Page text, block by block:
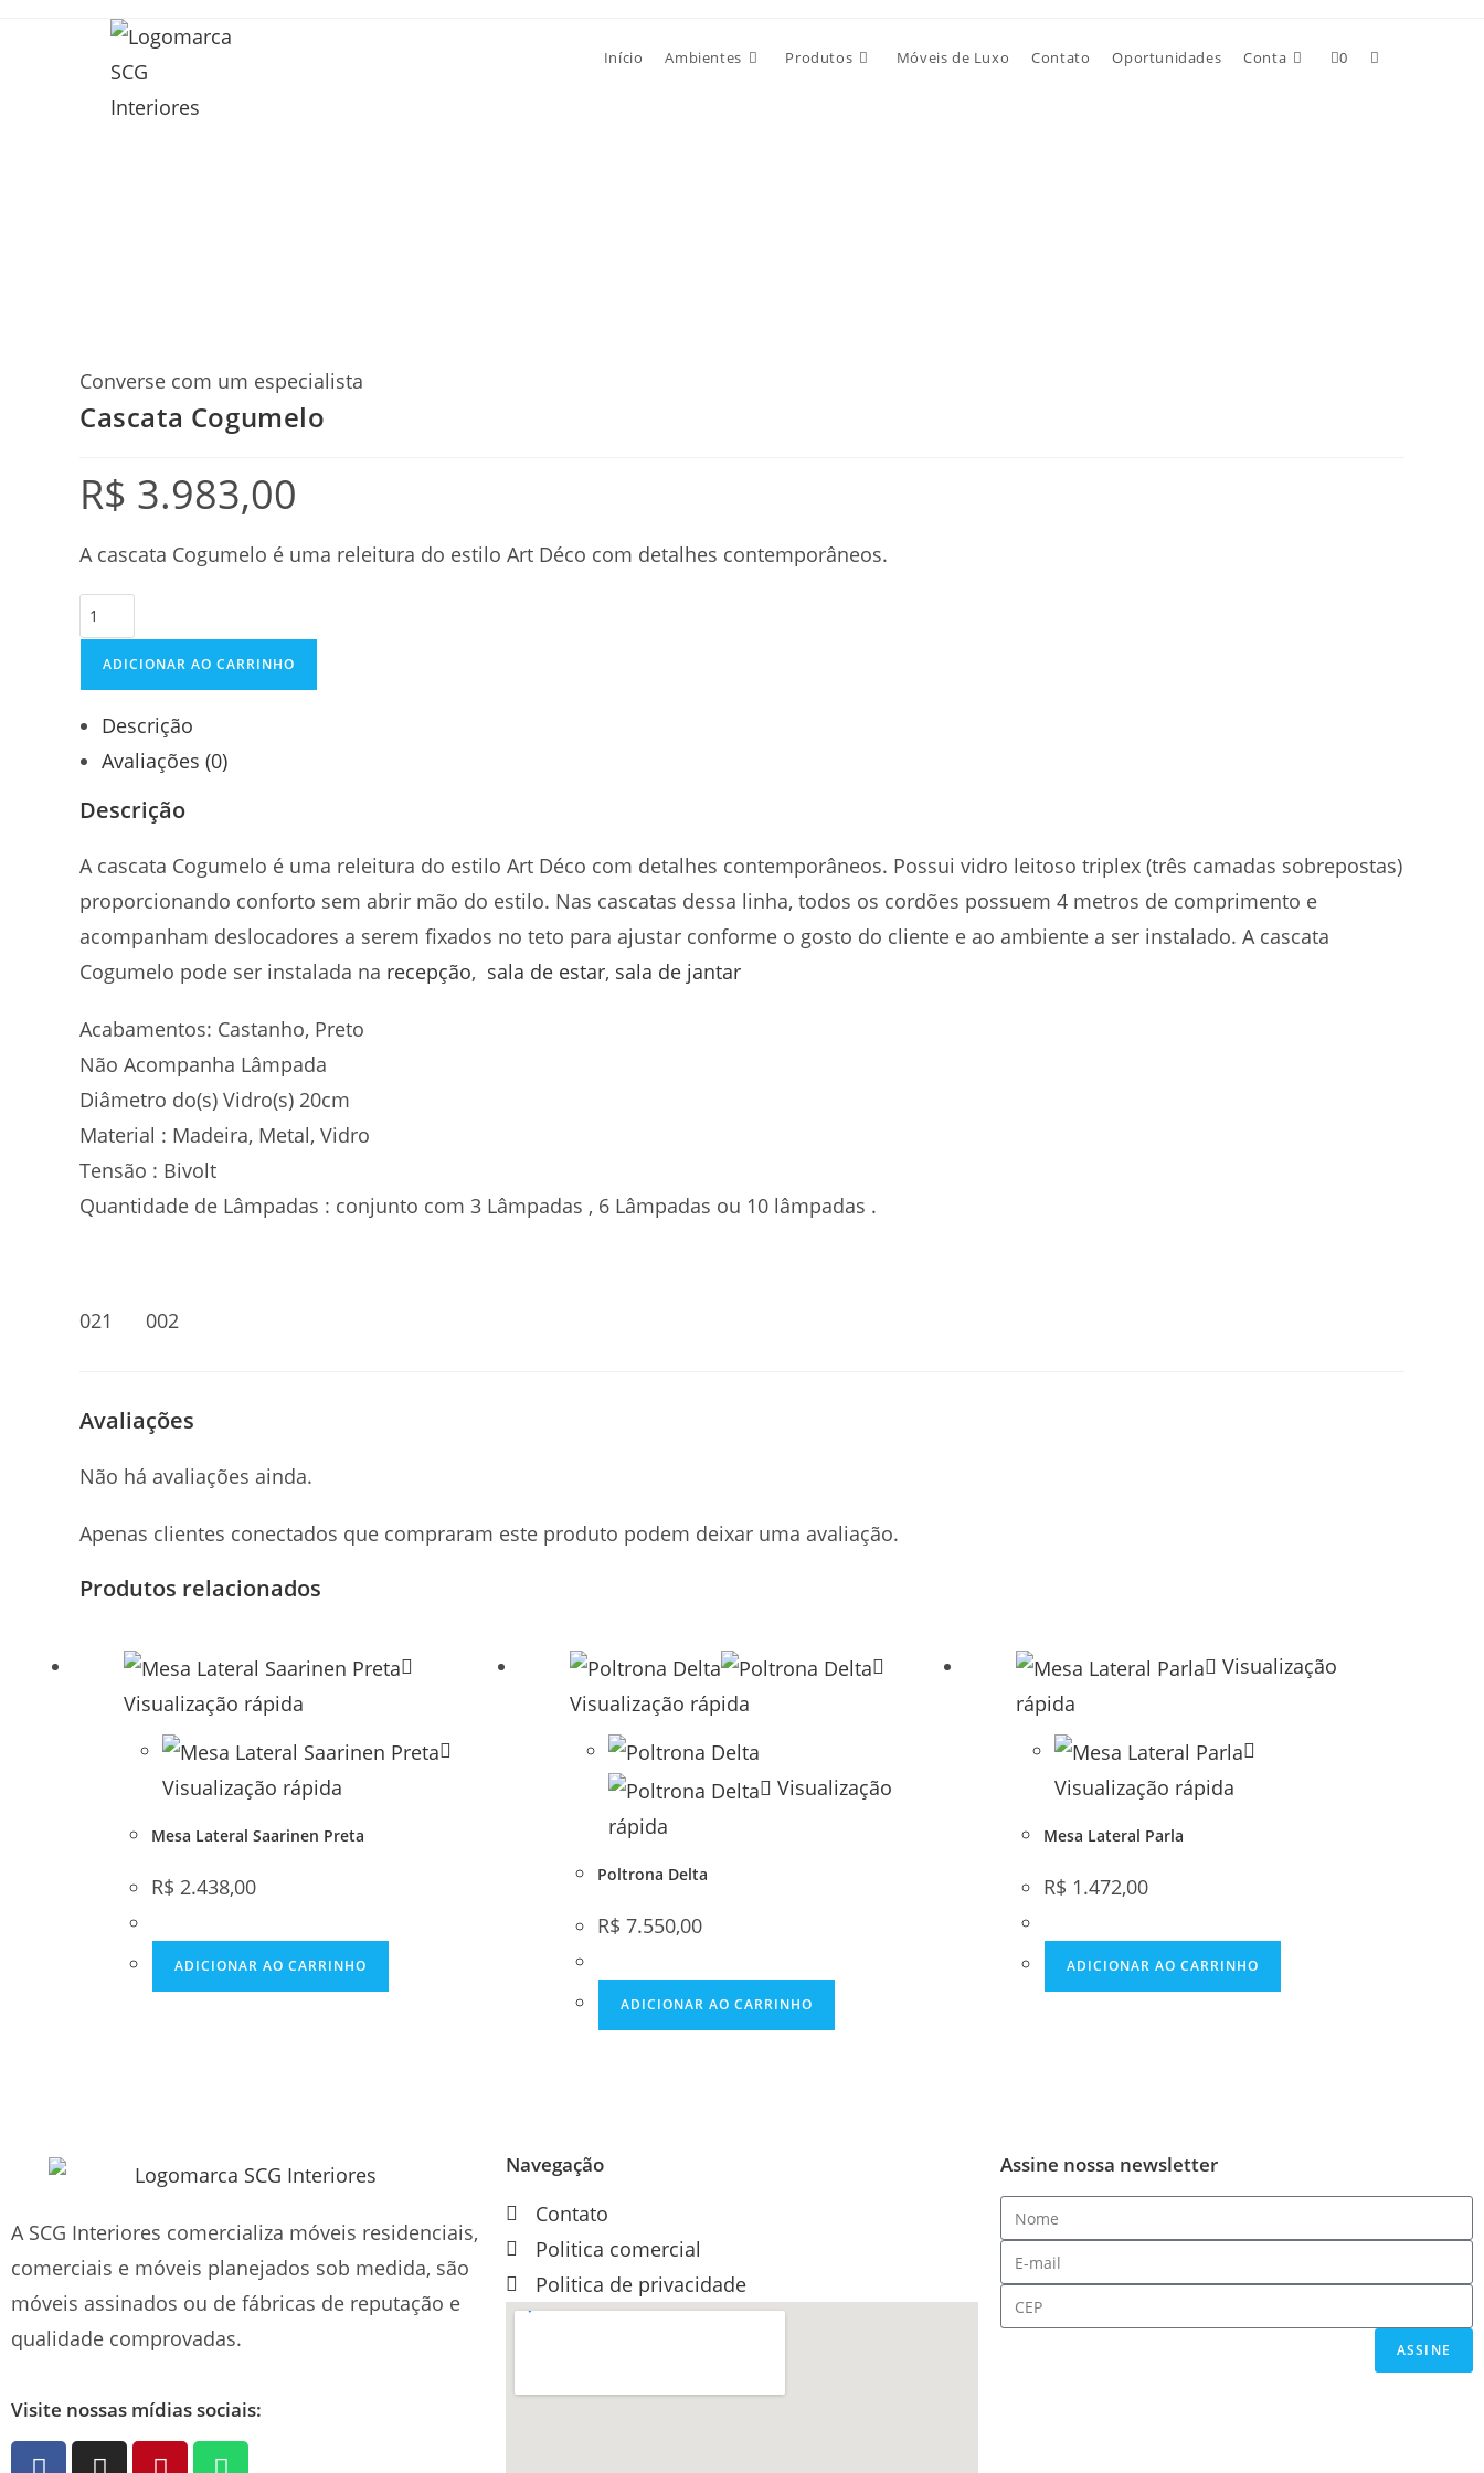
Início Ambientes Produtos Móveis de Luxo Contato Oportunidades Conta 0
Converse com um especialista
Cascata Cogumelo
R$ 3.983,00
A cascata Cogumelo é uma releitura do estilo Art Déco com detalhes contemporâneos.
ADICIONAR AO CARRINHO
Descrição
Avaliações (0)
Descrição
A cascata Cogumelo é uma releitura do estilo Art Déco com detalhes contemporâneos. Possui vidro leitoso triplex (três camadas sobrepostas)
proporcionando conforto sem abrir mão do estilo. Nas cascatas dessa linha, todos os cordões possuem 4 metros de comprimento e
acompanham deslocadores a serem fixados no teto para ajustar conforme o gosto do cliente e ao ambiente a ser instalado. A cascata
Cogumelo pode ser instalada na recepção, sala de estar, sala de jantar
Acabamentos: Castanho, Preto
Não Acompanha Lâmpada
Diâmetro do(s) Vidro(s) 20cm
Material : Madeira, Metal, Vidro
Tensão : Bivolt
Quantidade de Lâmpadas : conjunto com 3 Lâmpadas , 6 Lâmpadas ou 10 lâmpadas .
021 002
Avaliações
Não há avaliações ainda.
Apenas clientes conectados que compraram este produto podem deixar uma avaliação.
Produtos relacionados
Visualização rápida
Visualização rápida
Mesa Lateral Saarinen Preta
R$ 2.438,00
ADICIONAR AO CARRINHO
Visualização rápida
Visualização
rápida
Poltrona Delta
R$ 7.550,00
ADICIONAR AO CARRINHO
Visualização
rápida
Visualização rápida
Mesa Lateral Parla
R$ 1.472,00
ADICIONAR AO CARRINHO
A SCG Interiores comercializa móveis residenciais,
comerciais e móveis planejados sob medida, são
móveis assinados ou de fábricas de reputação e
qualidade comprovadas.
Visite nossas mídias sociais:
Navegação
Contato
Politica comercial
Politica de privacidade
Assine nossa newsletter
ASSINE